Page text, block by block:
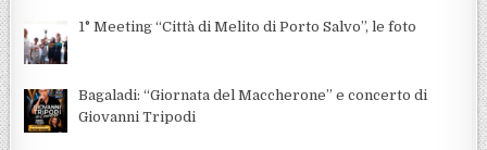
1° Meeting “Città di Melito di Porto Salvo”, le foto
Bagaladi: “Giornata del Maccherone” e concerto di
Giovanni Tripodi